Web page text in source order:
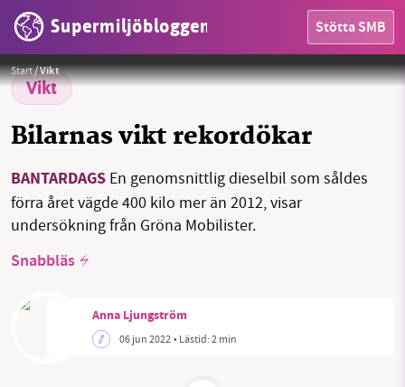
Supermiljöbloggen Stötta SMB
OMRÅDEN
MILJÖFAKTA
Threads
Start/Vikt
Vikt
Bilarnas vikt rekordökar
BANTARDAGS En genomsnittlig dieselbil som såldes
förra året vägde 400 kilo mer än 2012, visar
undersökning från Gröna Mobilister.
Snabbläs
Anna Ljungström
06 jun 2022• Lästid:2 min
Yi Ma / Unsplash License